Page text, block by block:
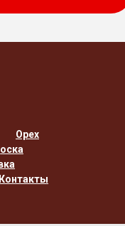
Орех
Контакты